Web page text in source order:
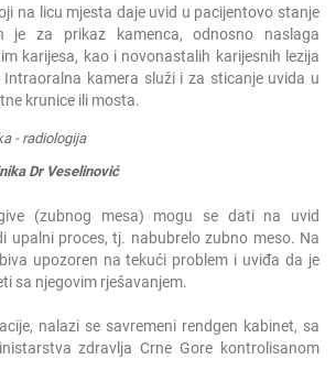
na licu mjesta daje uvid u pacijentovo stanje
je za prikaz kamenca, odnosno naslaga
karijesa, kao i novonastalih karijesnih lezija
kamera služi i za sticanje uvida u
krunice ili mosta.
Dr Veselinović
(zubnog mesa) mogu se dati na uvid
upalni proces, tj. nabubrelo zubno meso. Na
upozoren na tekući problem i uviđa da je
sa njegovim rješavanjem.
nalazi se savremeni rendgen kabinet, sa
zdravlja Crne Gore kontrolisanom